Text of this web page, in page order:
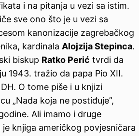
i na pitanja u vezi sa istim.
sve ono što je u vezi sa
kanonizacije zagrebačkog
kardinala Alojzija Stepinca.
biskup Ratko Perić tvrdi da
1943. tražio da papa Pio XII.
O tome piše i u knjizi
„Nada koja ne postiđuje”,
Ali imamo i druge
knjiga američkog povjesničara